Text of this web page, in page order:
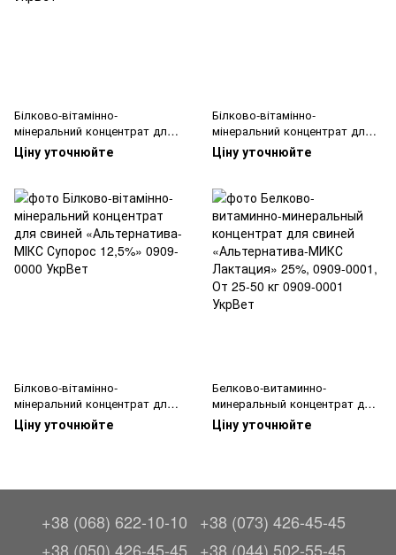
Білково-вітамінно-
мінеральний концентрат для
телят до 6 місяців CALF 30%
Ціну уточнюйте
Білково-вітамінно-
мінеральний концентрат для
телят гранульований Juni 50%
Ціну уточнюйте
Білково-вітамінно-
мінеральний концентрат для
свиней «Альтернатива-МІКС
Супорос 12,5%»
Ціну уточнюйте
Белково-витаминно-
минеральный концентрат для
свиней «Альтернатива-МИКС
Лактация» 25%, 0909-0001, От
Ціну уточнюйте
+38 (068) 622-10-10
+38 (073) 426-45-45
+38 (050) 426-45-45
+38 (044) 502-55-45